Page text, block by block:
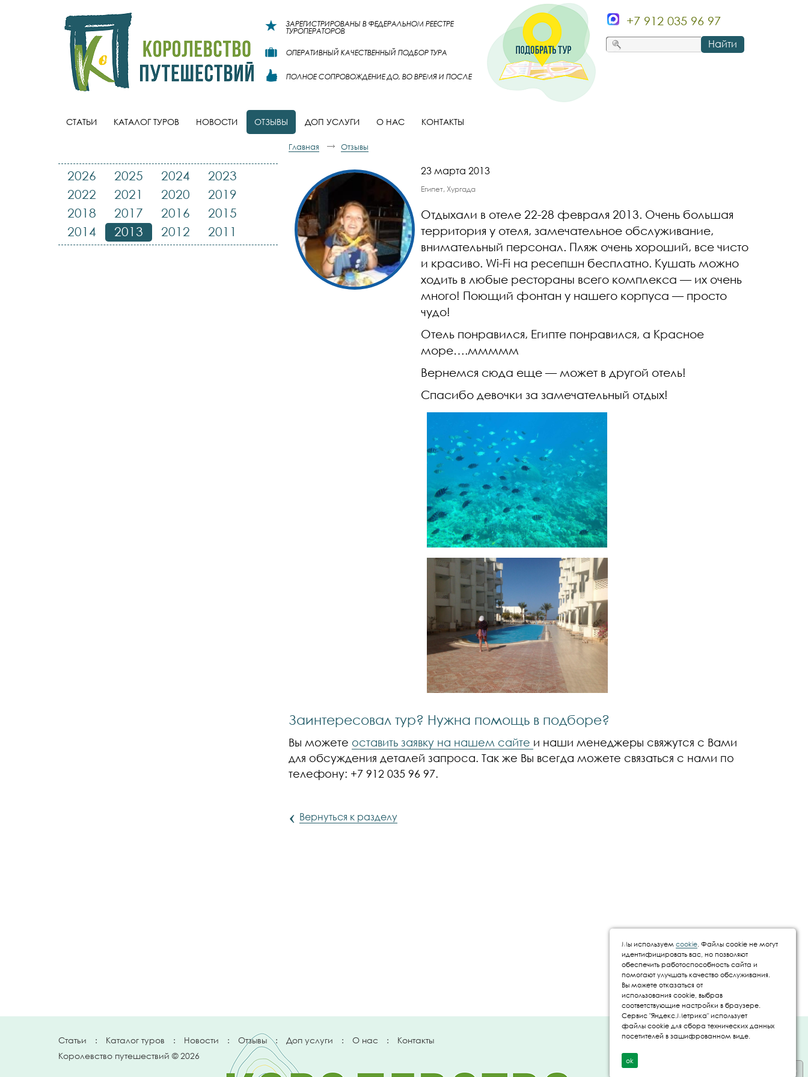
Найти
+7 912 035 96 97
ЗАРЕГИСТРИРОВАНЫ В ФЕДЕРАЛЬНОМ РЕЕСТРЕ
ТУРОПЕРАТОРОВ
ОПЕРАТИВНЫЙ КАЧЕСТВЕННЫЙ ПОДБОР ТУРА
ПОЛНОЕ СОПРОВОЖДЕНИЕ ДО, ВО ВРЕМЯ И ПОСЛЕ
СТАТЬИ КАТАЛОГ ТУРОВ НОВОСТИ ОТЗЫВЫ ДОП УСЛУГИ О НАС КОНТАКТЫ
2026 2025 2024
2023
2022
2021 2020
2019
2018
2017 2016
2015
2014
2013 2012 2011
Главная Отзывы
23 марта 2013
Египет, Хургада
Отдыхали в отеле 22-28 февраля 2013. Очень большая
территория у отеля, замечательное обслуживание,
внимательный персонал. Пляж очень хороший, все чисто
и красиво. Wi-Fi на ресепшн бесплатно. Кушать можно
ходить в любые рестораны всего комплекса — их очень
много! Поющий фонтан у нашего корпуса — просто
чудо!
Отель понравился, Египте понравился, а Красное
море….ммммм
Вернемся сюда еще — может в другой отель!
Спасибо девочки за замечательный отдых!
Заинтересовал тур? Нужна помощь в подборе?
Вы можете оставить заявку на нашем сайте и наши менеджеры свяжутся с Вами
для обсуждения деталей запроса. Так же Вы всегда можете связаться с нами по
телефону: +7 912 035 96 97.
‹ Вернуться к разделу
Статьи : Каталог туров : Новости : Отзывы : Доп услуги : О нас :
Контакты
Королевство путешествий © 2026
Создание и
- IT Panda ©
Управление
Мы используем cookie . Файлы cookie не могут
идентифицировать вас, но позволяют
обеспечить работоспособность сайта и
помогают улучшать качество обслуживания.
Вы можете отказаться от
использования cookie, выбрав
соответствующие настройки в браузере.
Сервис "Яндекс.Метрика" использует
файлы cookie для сбора технических данных
посетителей в зашифрованном виде.
ok